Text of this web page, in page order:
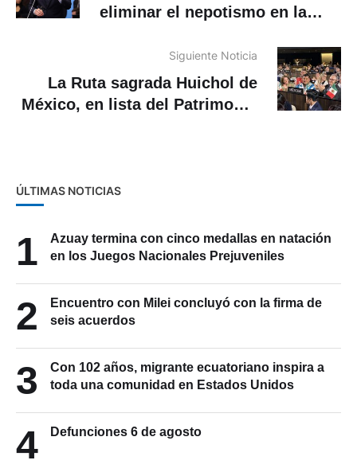
eliminar el nepotismo en la
Siguiente Noticia
La Ruta sagrada Huichol de
México, en lista del Patrimonio
ÚLTIMAS NOTICIAS
1
Azuay termina con cinco medallas en natación
en los Juegos Nacionales Prejuveniles
2
Encuentro con Milei concluyó con la firma de
seis acuerdos
3
Con 102 años, migrante ecuatoriano inspira a
toda una comunidad en Estados Unidos
4 Defunciones 6 de agosto